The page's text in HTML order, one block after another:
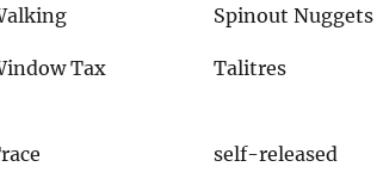
Spinout Nuggets
Tax Talitres
self-released